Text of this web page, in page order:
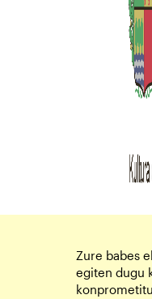
Zure babes
egiten dugu